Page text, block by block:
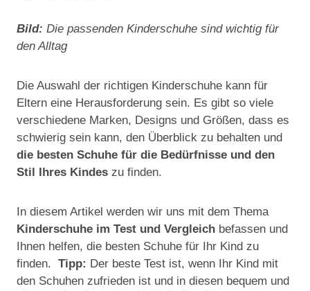
Bild: Die passenden Kinderschuhe sind wichtig für
den Alltag
Die Auswahl der richtigen Kinderschuhe kann für
Eltern eine Herausforderung sein. Es gibt so viele
verschiedene Marken, Designs und Größen, dass es
schwierig sein kann, den Überblick zu behalten und
die besten Schuhe für die Bedürfnisse und den
Stil Ihres Kindes zu finden.
In diesem Artikel werden wir uns mit dem Thema
Kinderschuhe im Test und Vergleich befassen und
Ihnen helfen, die besten Schuhe für Ihr Kind zu
finden. Tipp: Der beste Test ist, wenn Ihr Kind mit
den Schuhen zufrieden ist und in diesen bequem und